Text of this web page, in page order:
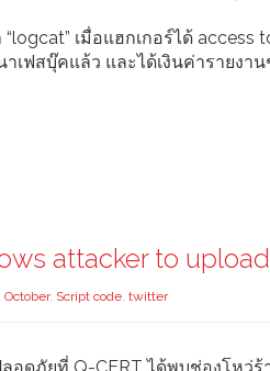
เมื่อแฮกเกอร์ได้
ฟสบุ๊คแล้ว และได้เงินค่ารายงา
attacker to
October, Script code, twitter